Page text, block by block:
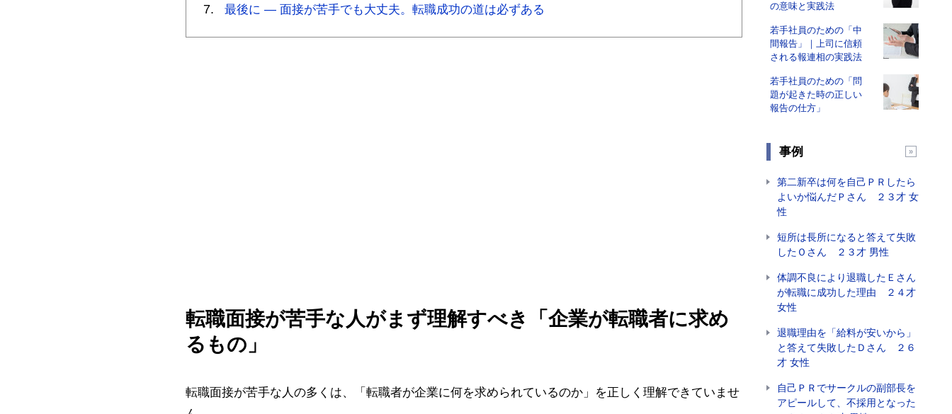
最後に ― 面接が苦手でも大丈夫。転職成功の道は必ずある
転職面接が苦手な人がまず理解すべき「企業が転職者に求め
るもの」
転職面接が苦手な人の多くは、「転職者が企業に何を求められているのか」を正しく理解できていませ
の意味と実践法
若手社員のための「中
間報告」｜上司に信頼
される報連相の実践法
若手社員のための「問
題が起きた時の正しい
報告の仕方」
事例
第二新卒は何を自己ＰＲしたら
よいか悩んだＰさん ２３才 女
性
短所は長所になると答えて失敗
したＯさん ２３才 男性
体調不良により退職したＥさん
が転職に成功した理由 ２４才
女性
退職理由を「給料が安いから」
と答えて失敗したＤさん ２６
才 女性
自己ＰＲでサークルの副部長を
アピールして、不採用となった